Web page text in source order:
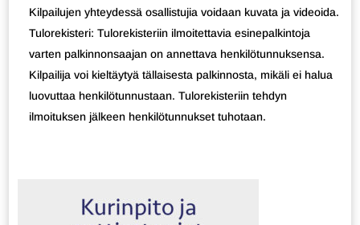
Kilpailujen yhteydessä osallistujia voidaan kuvata ja videoida.
Tulorekisteri: Tulorekisteriin ilmoitettavia esinepalkintoja
varten palkinnonsaajan on annettava henkilötunnuksensa.
Kilpailija voi kieltäytyä tällaisesta palkinnosta, mikäli ei halua
luovuttaa henkilötunnustaan. Tulorekisteriin tehdyn
ilmoituksen jälkeen henkilötunnukset tuhotaan.